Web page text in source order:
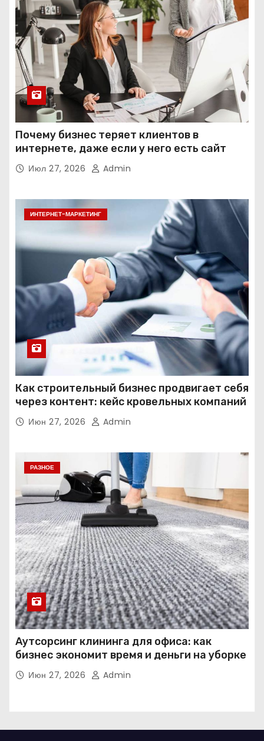
Почему бизнес теряет клиентов в
интернете, даже если у него есть сайт
Июл 27, 2026 Admin
ИНТЕРНЕТ-МАРКЕТИНГ
Как строительный бизнес продвигает себя
через контент: кейс кровельных компаний
Июн 27, 2026 Admin
РАЗНОЕ
Аутсорсинг клининга для офиса: как
бизнес экономит время и деньги на уборке
Июн 27, 2026 Admin